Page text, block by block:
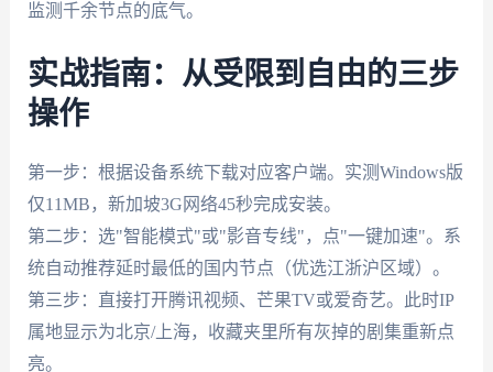
监测千余节点的底气。
实战指南：从受限到自由的三步
操作
第一步：根据设备系统下载对应客户端。实测Windows版
仅11MB，新加坡3G网络45秒完成安装。
第二步：选"智能模式"或"影音专线"，点"一键加速"。系
统自动推荐延时最低的国内节点（优选江浙沪区域）。
第三步：直接打开腾讯视频、芒果TV或爱奇艺。此时IP
属地显示为北京/上海，收藏夹里所有灰掉的剧集重新点
亮。